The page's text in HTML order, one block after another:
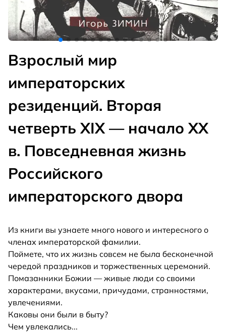
Взрослый мир
императорских
резиденций. Вторая
четверть XIX — начало XX
в. Повседневная жизнь
Российского
императорского двора
Из книги вы узнаете много нового и интересного о
членах императорской фамилии.
Поймете, что их жизнь совсем не была бесконечной
чередой праздников и торжественных церемоний.
Помазанники Божии — живые люди со своими
характерами, вкусами, причудами, странностями,
увлечениями.
Каковы они были в быту?
Чем увлекались...